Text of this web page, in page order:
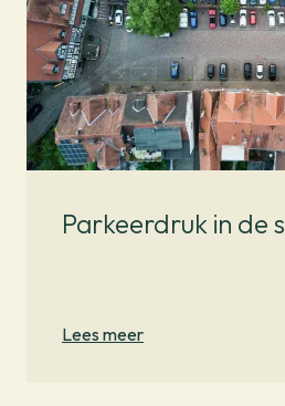
Parkeerdruk in de
Lees meer